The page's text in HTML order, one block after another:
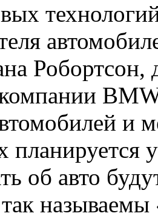
Робортсон,
и
планируется
об авто
называемы